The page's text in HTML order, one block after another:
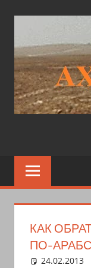
содержимому
Арабский
язык,
арамейский.
читать
арабском,
КАК
ПО-
24.02.2013